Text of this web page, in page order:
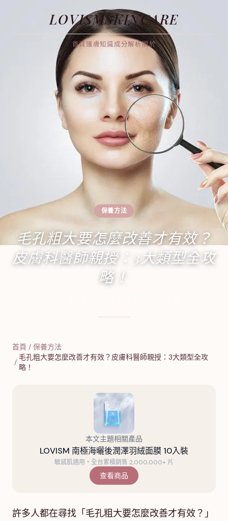
LOVISMSKINCARE
首頁護膚知識成分解析關於
保養方法
毛孔粗大要怎麼改善才有效？
皮膚科醫師親授：3大類型全攻
略！
首頁 / 保養方法
/
毛孔粗大要怎麼改善才有效？皮膚科醫師親授：3大類型全攻
略！
本文主題相關產品
LOVISM 南極海曬後潤澤羽絨面膜 10入裝
敏感肌適用・全台累積銷售 2,000,000+ 片
查看商品
許多人都在尋找「毛孔粗大要怎麼改善才有效？」